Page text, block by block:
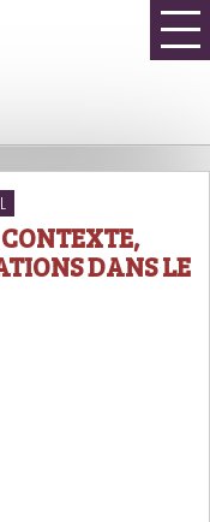
DANS LE